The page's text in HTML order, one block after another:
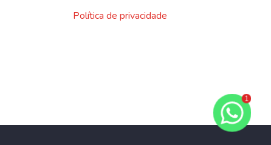
Política de privacidade
1